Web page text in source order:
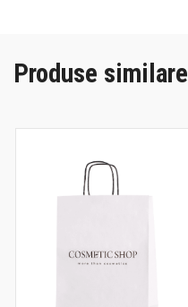
Produse similare